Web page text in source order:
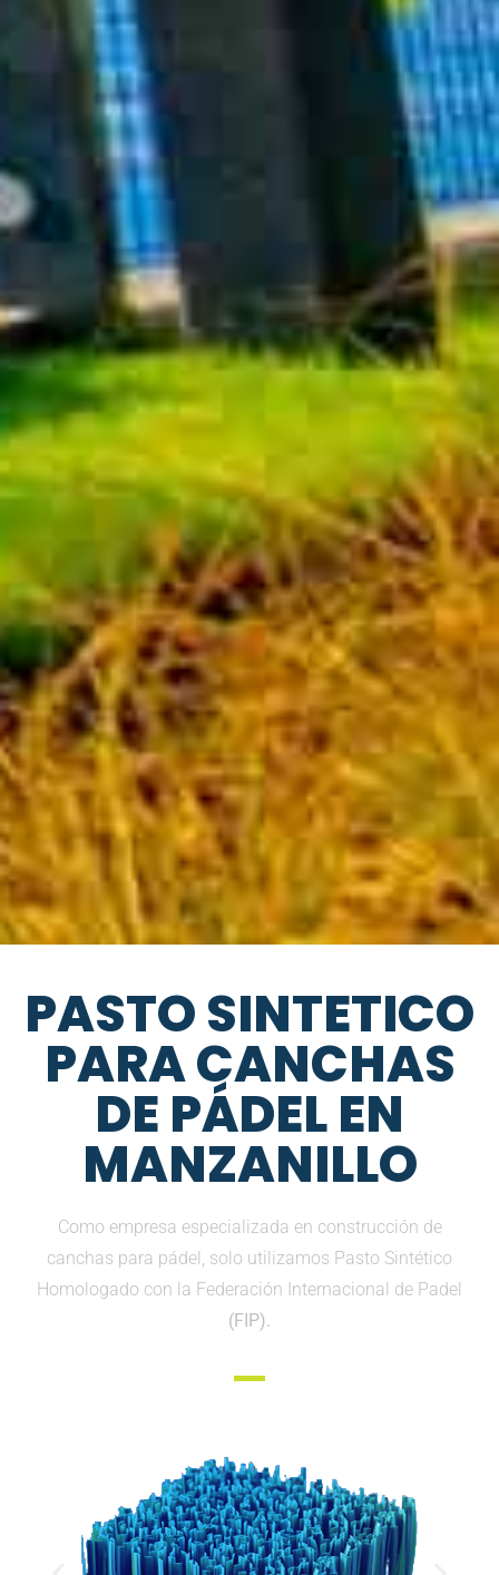
PASTO SINTETICO
PARA CANCHAS
DE PÁDEL EN
MANZANILLO
Como empresa especializada en construcción de
canchas para pádel, solo utilizamos Pasto Sintético
Homologado con la Federación Internacional de Padel
(FIP).